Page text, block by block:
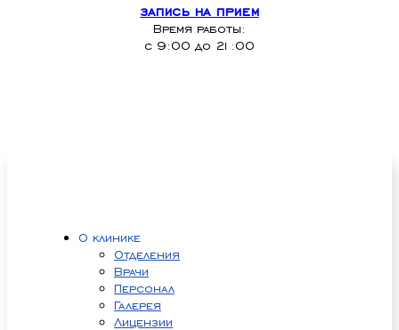
запись на прием
Время работы:
с 9:00 до 21:00
О клинике
Отделения
Врачи
Персонал
Галерея
Лицензии